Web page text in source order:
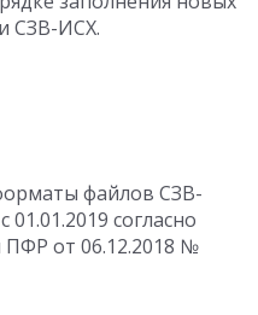
СЗВ-ИСХ.
файлов СЗВ-
согласно
от 06.12.2018 №